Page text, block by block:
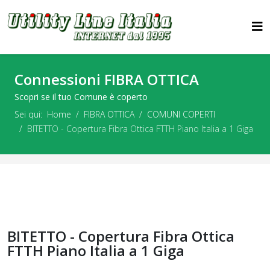
Connessioni FIBRA OTTICA
Scopri se il tuo Comune è coperto
Sei qui: Home FIBRA OTTICA
COMUNI COPERTI
BITETTO - Copertura Fibra Ottica FTTH Piano Italia a 1 Giga
BITETTO - Copertura Fibra Ottica
FTTH Piano Italia a 1 Giga